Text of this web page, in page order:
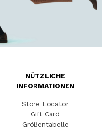
NÜTZLICHE
INFORMATIONEN
Store Locator
Gift Card
Größentabelle